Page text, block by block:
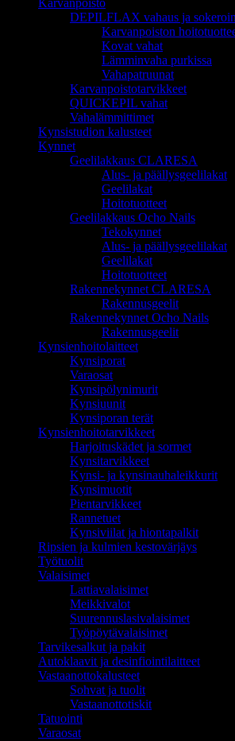
Karvanpoisto
DEPILFLAX vahaus ja
Karvanpoiston
Kovat vahat
Lämminvaha purkissa
Vahapatruunat
Karvanpoistotarvikkeet
QUICKEPIL vahat
Vahalämmittimet
Kynsistudion kalusteet
Kynnet
Geelilakkaus CLARESA
Alus- ja päällysgeelilakat
Geelilakat
Hoitotuotteet
Geelilakkaus Ocho Nails
Tekokynnet
Alus- ja päällysgeelilakat
Geelilakat
Hoitotuotteet
Rakennekynnet CLARESA
Rakennusgeelit
Rakennekynnet Ocho Nails
Rakennusgeelit
Kynsienhoitolaitteet
Kynsiporat
Varaosat
Kynsipölynimurit
Kynsiuunit
Kynsiporan terät
Kynsienhoitotarvikkeet
Harjoituskädet ja sormet
Kynsitarvikkeet
Kynsi- ja kynsinauhaleikkurit
Kynsimuotit
Pientarvikkeet
Rannetuet
Kynsiviilat ja hiontapalkit
Ripsien ja kulmien kestovärjäys
Työtuolit
Valaisimet
Lattiavalaisimet
Meikkivalot
Suurennuslasivalaisimet
Työpöytävalaisimet
Tarvikesalkut ja pakit
Autoklaavit ja desinfiointilaitteet
Vastaanottokalusteet
Sohvat ja tuolit
Vastaanottotiskit
Tatuointi
Varaosat